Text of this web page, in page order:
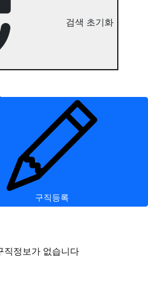
검색 초기화
구직등록
직정보가 없습니다